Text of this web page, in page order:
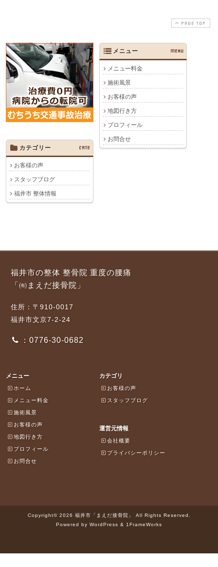
PAGE TOP
メニュー MENU
メニュー料金
施術風景
お客様の声
地図行き方
プロフィール
お問合せ
カテゴリー
CATE
お客様の声
スタッフブログ
福井市 整体情報
福井市の整体 整骨院 重度の腰痛
「㈲まえだ接骨院」
住所：〒910-0017
福井市文京7-2-24
：0776-30-0682
メニュー
ホーム
メニュー料金
施術風景
お客様の声
地図行き方
プロフィール
お問合せ
カテゴリ
お客様の声
スタッフブログ
運営元情報
会社概要
プライバシーポリシー
Copyright© 2026 福井市「まえだ接骨院」 All Rights Reserved.
Powered by WordPress & 1FrameWorks